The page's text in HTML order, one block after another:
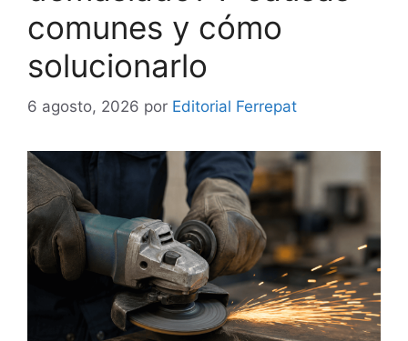
comunes y cómo
solucionarlo
6 agosto, 2026 por Editorial Ferrepat